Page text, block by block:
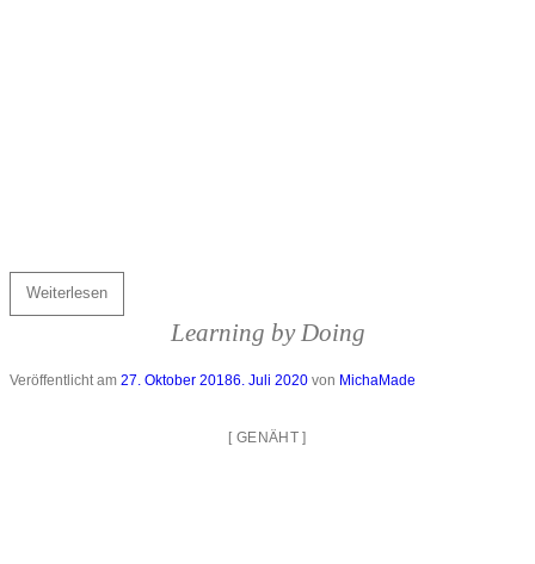
Weiterlesen
Learning by Doing
Veröffentlicht am 27. Oktober 20186. Juli 2020 von MichaMade
[GENÄHT]